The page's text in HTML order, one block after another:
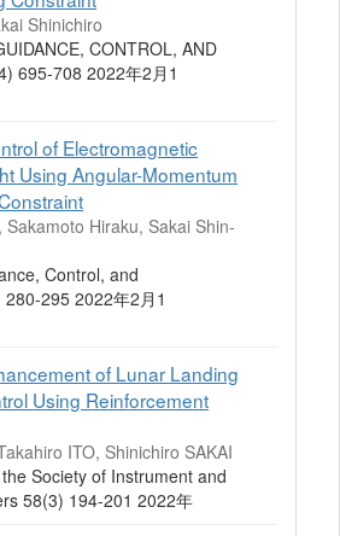
Shinichiro
CONTROL, AND
695-708 2022年2月1
of Electromagnetic
Using Angular-Momentum
Sakamoto Hiraku, Sakai Shin-
Control, and
295 2022年2月1
of Lunar Landing
Using Reinforcement
ITO, Shinichiro SAKAI
Society of Instrument and
58(3) 194-201 2022年